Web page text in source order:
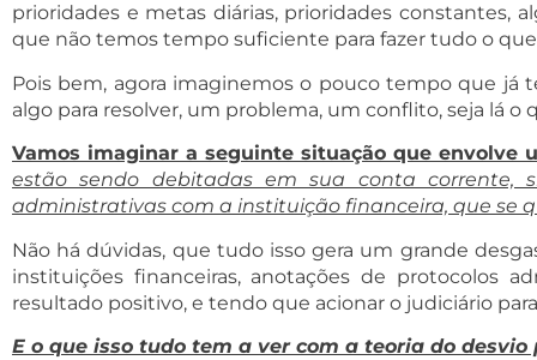
prioridades e metas diárias, prioridades constantes,
que não temos tempo suficiente para fazer tudo o
Pois bem, agora imaginemos o pouco tempo que já
algo para resolver, um problema, um conflito, seja lá o
Vamos imaginar a seguinte situação que envolve
estão sendo debitadas em sua conta corrente,
administrativas com a instituição financeira, que se
Não há dúvidas, que tudo isso gera um grande
instituições financeiras, anotações de protocolos
resultado positivo, e tendo que acionar o judiciário
E o que isso tudo tem a ver com a teoria do